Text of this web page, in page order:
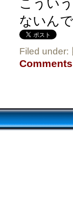
こうい
ないんで
Filed under: